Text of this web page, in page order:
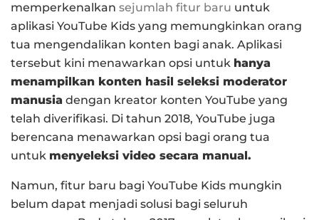
memperkenalkan sejumlah fitur baru untuk
aplikasi YouTube Kids yang memungkinkan orang
tua mengendalikan konten bagi anak. Aplikasi
tersebut kini menawarkan opsi untuk hanya
menampilkan konten hasil seleksi moderator
manusia dengan kreator konten YouTube yang
telah diverifikasi. Di tahun 2018, YouTube juga
berencana menawarkan opsi bagi orang tua
untuk menyeleksi video secara manual.
Namun, fitur baru bagi YouTube Kids mungkin
belum dapat menjadi solusi bagi seluruh